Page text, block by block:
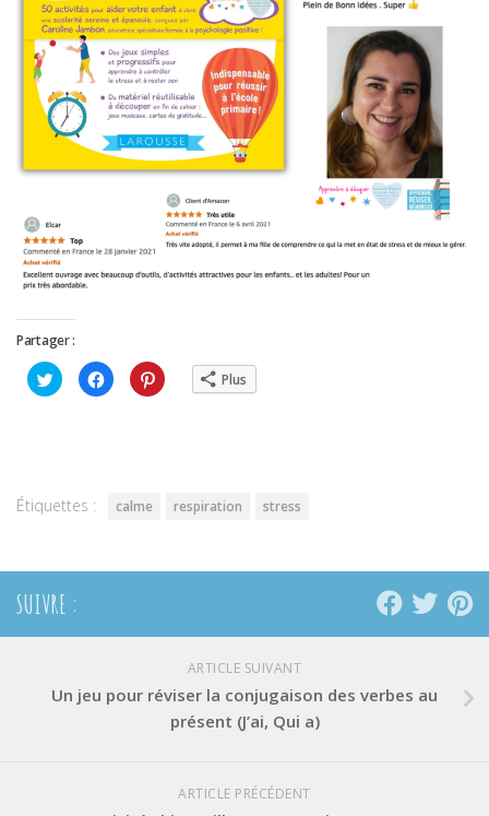
Partager :
Cliquez
pour
partager
Cliquez
pour
partager
Cliquez
pour Plus
Étiquettes : calme respiration stress
SUIVRE :
ARTICLE SUIVANT
Un jeu pour réviser la conjugaison des verbes au
présent (J’ai, Qui a)
ARTICLE PRÉCÉDENT